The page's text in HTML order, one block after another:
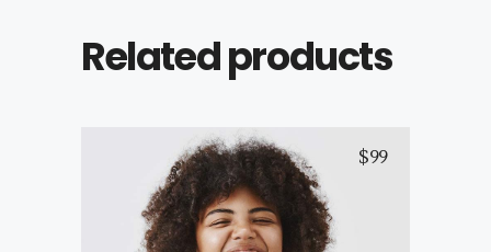
Related products
$99